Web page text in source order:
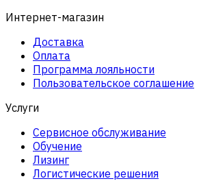
Интернет-магазин
Доставка
Оплата
Программа лояльности
Пользовательское соглашение
Услуги
Сервисное обслуживание
Обучение
Лизинг
Логистические решения